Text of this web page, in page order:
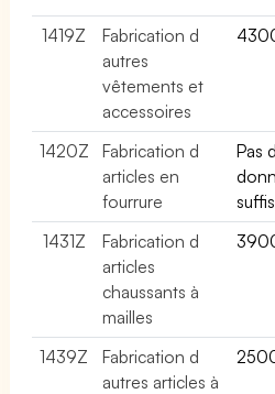
1419Z
Fabrication d
autres
vêtements et
accessoires
1420Z
Fabrication d
articles en
fourrure
Pas
1431Z
Fabrication d
articles
chaussants à
mailles
1439Z
Fabrication d
autres articles à